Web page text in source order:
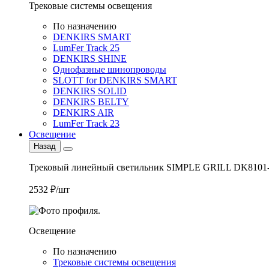
Трековые системы освещения
По назначению
DENKIRS SMART
LumFer Track 25
DENKIRS SHINE
Однофазные шинопроводы
SLOTT for DENKIRS SMART
DENKIRS SOLID
DENKIRS BELTY
DENKIRS AIR
LumFer Track 23
Освещение
Назад
Трековый линейный светильник SIMPLE GRILL
2532 ₽/шт
Освещение
По назначению
Трековые системы освещения